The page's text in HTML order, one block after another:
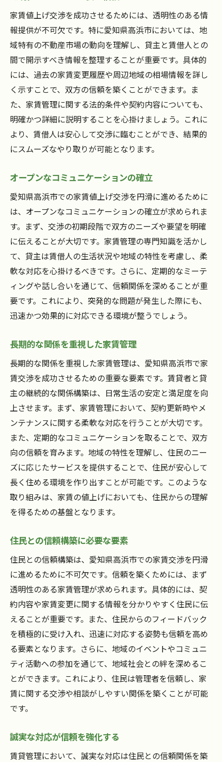
家賃値上げ交渉を成功させるためには、透明性のある情
報提供が不可欠です。特に愛知県高浜市においては、地
域特有の不動産市場の動向を理解し、貸主と賃借人との
間で開示すべき情報を整理することが重要です。具体的
には、過去の家賃変更履歴や周辺地域の相場情報を詳し
く示すことで、双方の信頼を築くことができます。ま
た、家賃管理に関する法的条件や契約内容についても、
明確かつ詳細に説明することを心掛けましょう。これに
より、賃借人は安心して交渉に臨むことができ、結果的
にスムーズなやり取りが可能となります。
オープンなコミュニケーションの確立
愛知県高浜市での家賃値上げ交渉を円滑に進めるために
は、オープンなコミュニケーションの確立が求められま
す。まず、交渉の初期段階で双方のニーズや要望を明確
に伝えることが大切です。家賃管理の専門知識を活かし
て、貸主は賃借人の生活状況や地域の特性を考慮し、柔
軟な対応を心掛けるべきです。さらに、定期的なミーテ
ィングや話し合いを通じて、信頼関係を深めることが重
要です。これにより、突発的な問題が発生した際にも、
迅速かつ効果的に対応できる環境が整うでしょう。
長期的な関係を重視した家賃管理
長期的な関係を重視した家賃管理は、愛知県高浜市で家
賃交渉を成功させるための重要な要素です。賃貸者と貸
主の継続的な関係構築は、日常生活の安定と満足度を向
上させます。まず、家賃管理において、契約更新時やメ
ンテナンスに関する柔軟な対応を行うことが大切です。
また、定期的なコミュニケーションを取ることで、双方
向の信頼を育みます。地域の特性を理解し、住民のニー
ズに応じたサービスを提供することで、住民が安心して
長く住める環境を作り出すことが可能です。このような
取り組みは、家賃の値上げにおいても、住民からの理解
を得るための基盤となります。
住民との信頼構築に必要な要素
住民との信頼構築は、愛知県高浜市での家賃交渉を円滑
に進めるために不可欠です。信頼を築くためには、まず
透明性のある家賃管理が求められます。具体的には、契
約内容や家賃変更に関する情報を分かりやすく住民に伝
えることが重要です。また、住民からのフィードバック
を積極的に受け入れ、迅速に対応する姿勢も信頼を高め
る要素となります。さらに、地域のイベントやコミュニ
ティ活動への参加を通じて、地域社会との絆を深めるこ
とができます。これにより、住民は管理者を信頼し、家
賃に関する交渉や相談がしやすい関係を築くことが可能
です。
誠実な対応が信頼を強化する
賃貸管理において、誠実な対応は住民との信頼関係を築